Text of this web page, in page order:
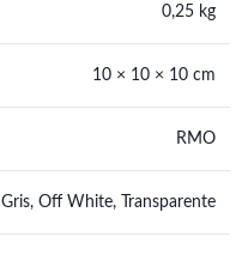
0,25 kg
10 × 10 × 10 cm
RMO
Gris, Off White, Transparente